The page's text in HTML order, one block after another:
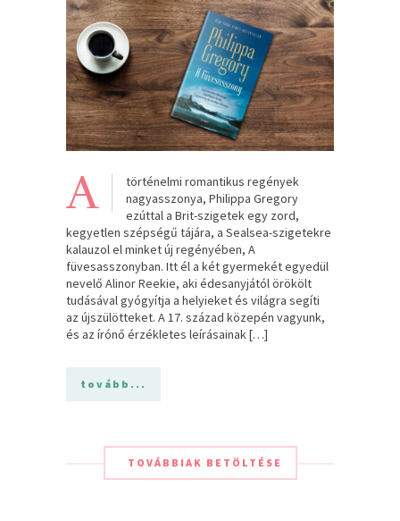
A
történelmi romantikus regények
nagyasszonya, Philippa Gregory
ezúttal a Brit-szigetek egy zord,
kegyetlen szépségű tájára, a Sealsea-szigetekre
kalauzol el minket új regényében, A
füvesasszonyban. Itt él a két gyermekét egyedül
nevelő Alinor Reekie, aki édesanyjától örökölt
tudásával gyógyítja a helyieket és világra segíti
az újszülötteket. A 17. század közepén vagyunk,
és az írónő érzékletes leírásainak […]
tovább...
TOVÁBBIAK BETÖLTÉSE